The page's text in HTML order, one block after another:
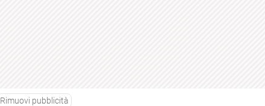
Rimuovi pubblicità